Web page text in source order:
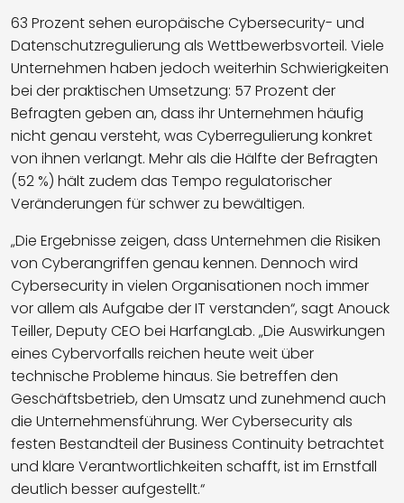
63 Prozent sehen europäische Cybersecurity- und
Datenschutzregulierung als Wettbewerbsvorteil. Viele
Unternehmen haben jedoch weiterhin Schwierigkeiten
bei der praktischen Umsetzung: 57 Prozent der
Befragten geben an, dass ihr Unternehmen häufig
nicht genau versteht, was Cyberregulierung konkret
von ihnen verlangt. Mehr als die Hälfte der Befragten
(52 %) hält zudem das Tempo regulatorischer
Veränderungen für schwer zu bewältigen.
„Die Ergebnisse zeigen, dass Unternehmen die Risiken
von Cyberangriffen genau kennen. Dennoch wird
Cybersecurity in vielen Organisationen noch immer
vor allem als Aufgabe der IT verstanden“, sagt Anouck
Teiller, Deputy CEO bei HarfangLab. „Die Auswirkungen
eines Cybervorfalls reichen heute weit über
technische Probleme hinaus. Sie betreffen den
Geschäftsbetrieb, den Umsatz und zunehmend auch
die Unternehmensführung. Wer Cybersecurity als
festen Bestandteil der Business Continuity betrachtet
und klare Verantwortlichkeiten schafft, ist im Ernstfall
deutlich besser aufgestellt.“